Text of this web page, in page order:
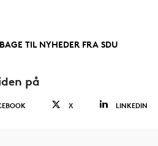
TIL NYHEDER FRA SDU
på
X LINKEDIN